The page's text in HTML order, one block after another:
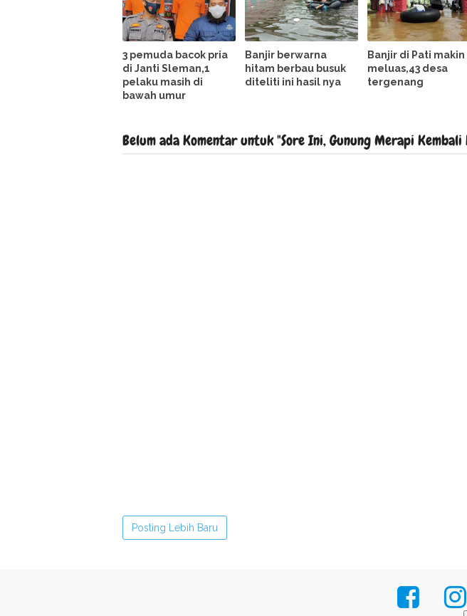
3 pemuda bacok pria
di Janti Sleman,1
pelaku masih di
bawah umur
Banjir berwarna
hitam berbau busuk
diteliti ini hasil nya
Banjir di Pati makin
meluas,43 desa
tergenang
Belum ada Komentar untuk "Sore Ini, Gunung Merapi Kembali
Posting Lebih Baru